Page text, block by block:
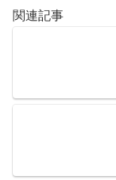
関連記事